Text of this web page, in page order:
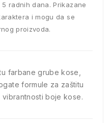
radnih dana. Prikazane
i mogu da se
proizvoda.
farbane grube kose,
formule za zaštitu
boje kose.